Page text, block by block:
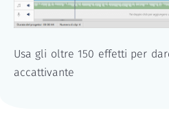
Usa gli oltre 150 effetti per
accattivante